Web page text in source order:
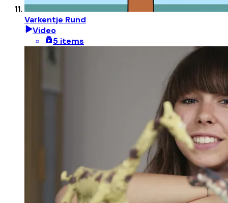
Varkentje Rund
Video
5 items